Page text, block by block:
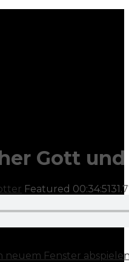
Gott
Featured 00:34:51
neuem Fenster